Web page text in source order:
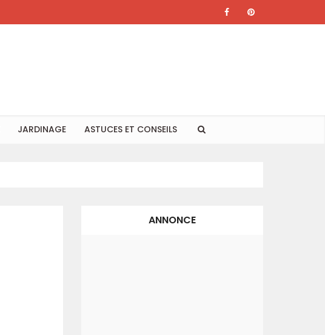
JARDINAGE ASTUCES ET CONSEILS
ANNONCE